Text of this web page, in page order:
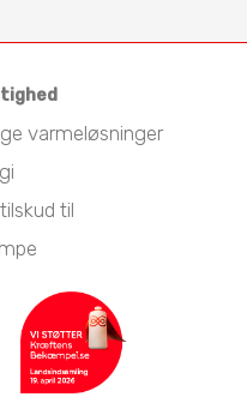
varmeløsninger
til